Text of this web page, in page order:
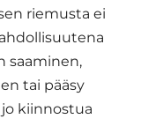
riemusta ei
saaminen,
tai pääsy
kiinnostua